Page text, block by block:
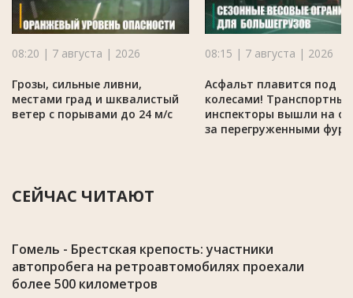
08:20 | 7 августа | 2026
Грозы, сильные ливни,
местами град и шквалистый
ветер с порывами до 24 м/с
08:15 | 7 августа | 2026
Асфальт плавится под
колесами! Транспортные
инспекторы вышли на
за перегруженными
СЕЙЧАС ЧИТАЮТ
Гомель - Брестская крепость: участники
автопробега на ретроавтомобилях проехали
более 500 километров